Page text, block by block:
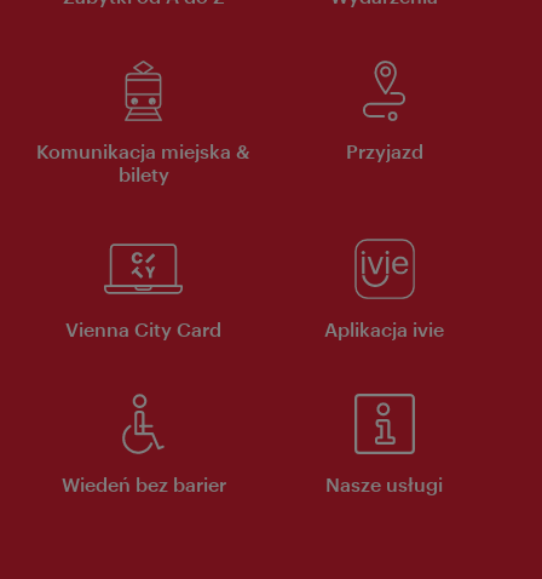
Komunikacja miejska &
bilety
Przyjazd
Vienna City Card Aplikacja ivie
Wiedeń bez barier Nasze usługi